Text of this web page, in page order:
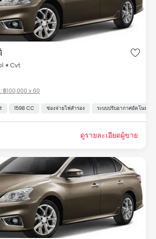
2018 for Sale Thailand
ารราคา
2 สำหรับขาย Thailand รายการราคา เริ่ม
หรับรุ่น Sylphy, ทั้งหมดรวมทั้งหมด 8 รถมือ
Cvt
฿100,000 x 60
1598 CC ช่องจ่ายไฟสำรอง ระบบปรับอากาศอัตโนมัติ
ดูรายละเอียดผู้ขาย